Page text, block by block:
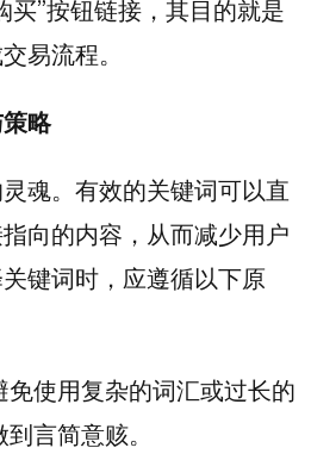
买”按钮链接，其目的就是
易流程。
略
魂。有效的关键词可以直
向的内容，从而减少用户
键词时，应遵循以下原
免使用复杂的词汇或过长的
言简意赅。